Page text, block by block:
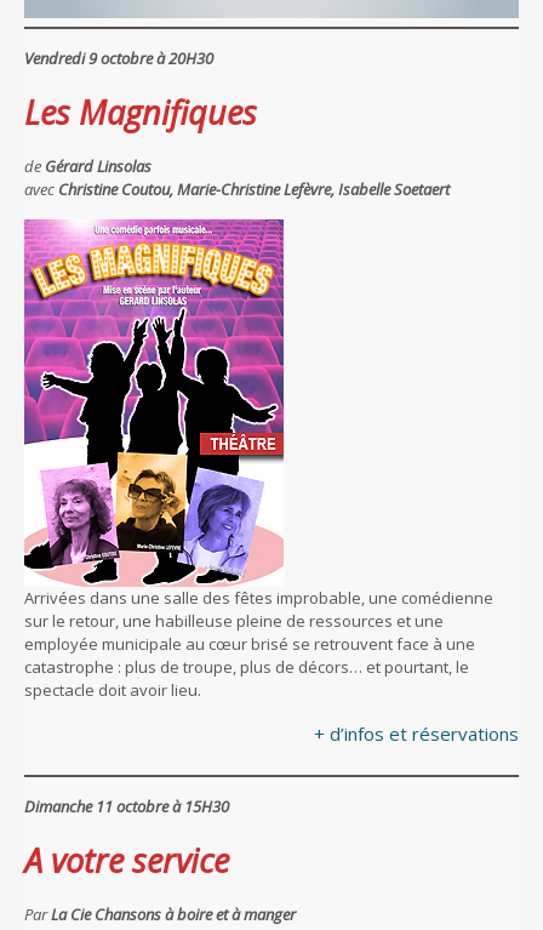
Vendredi 9 octobre à 20H30
Les Magnifiques
de Gérard Linsolas
avec Christine Coutou, Marie-Christine Lefèvre, Isabelle Soetaert
Arrivées dans une salle des fêtes improbable, une comédienne
sur le retour, une habilleuse pleine de ressources et une
employée municipale au cœur brisé se retrouvent face à une
catastrophe : plus de troupe, plus de décors… et pourtant, le
spectacle doit avoir lieu.
+ d’infos et réservations
Dimanche 11 octobre à 15H30
A votre service
ParLa Cie Chansons à boire et à manger